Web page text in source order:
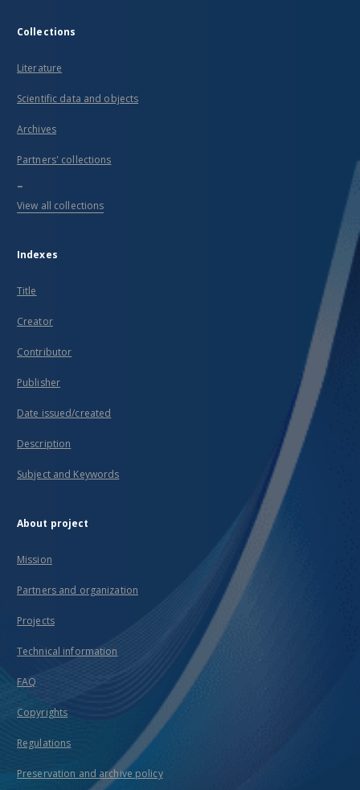
Collections
Literature
Scientific data and objects
Archives
Partners' collections
...
View all collections
Indexes
Title
Creator
Contributor
Publisher
Date issued/created
Description
Subject and Keywords
About project
Mission
Partners and organization
Projects
Technical information
FAQ
Copyrights
Regulations
Preservation and archive policy